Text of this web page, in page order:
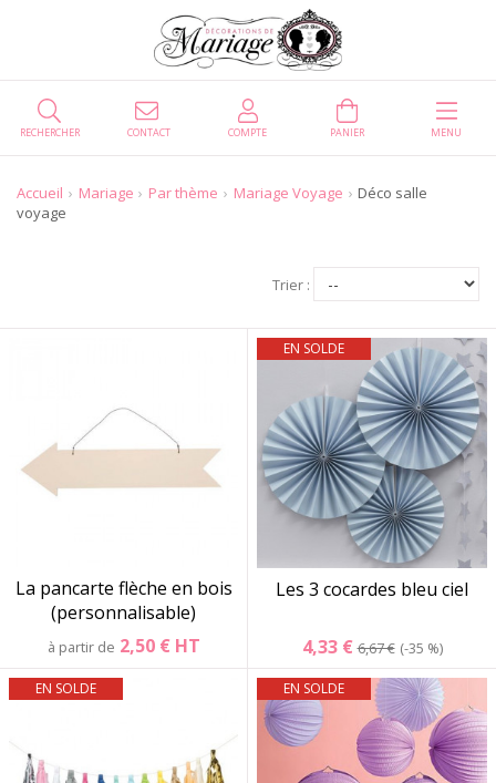
CONTACT
RECHERCHER COMPTE PANIER MENU
Accueil Mariage Par thème Mariage Voyage
Déco salle
voyage
Trier :
La pancarte flèche en bois
(personnalisable)
à partir de 2,50 € HT
EN SOLDE
Les 3 cocardes bleu ciel
4,33 €6,67 € -35 %
EN SOLDE EN SOLDE